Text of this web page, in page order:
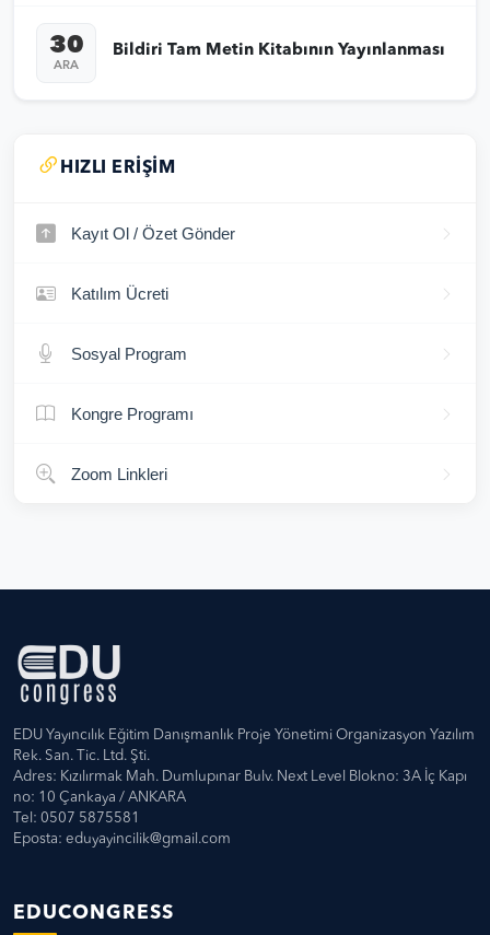
30
ARA
Bildiri Tam Metin Kitabının Yayınlanması
HIZLI ERIŞIM
Kayıt Ol / Özet Gönder
Katılım Ücreti
Sosyal Program
Kongre Programı
Zoom Linkleri
EDU Yayıncılık Eğitim Danışmanlık Proje Yönetimi Organizasyon Yazılım
Rek. San. Tic. Ltd. Şti.
Adres: Kızılırmak Mah. Dumlupınar Bulv. Next Level Blokno: 3A İç Kapı
no: 10 Çankaya / ANKARA
Tel: 0507 5875581
Eposta: eduyayincilik@gmail.com
EDUCONGRESS